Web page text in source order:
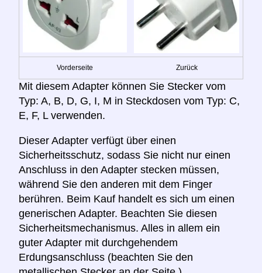
Vorderseite Zurück
Mit diesem Adapter können Sie Stecker vom
Typ: A, B, D, G, I, M in Steckdosen vom Typ: C,
E, F, L verwenden.
Dieser Adapter verfügt über einen
Sicherheitsschutz, sodass Sie nicht nur einen
Anschluss in den Adapter stecken müssen,
während Sie den anderen mit dem Finger
berühren. Beim Kauf handelt es sich um einen
generischen Adapter. Beachten Sie diesen
Sicherheitsmechanismus. Alles in allem ein
guter Adapter mit durchgehendem
Erdungsanschluss (beachten Sie den